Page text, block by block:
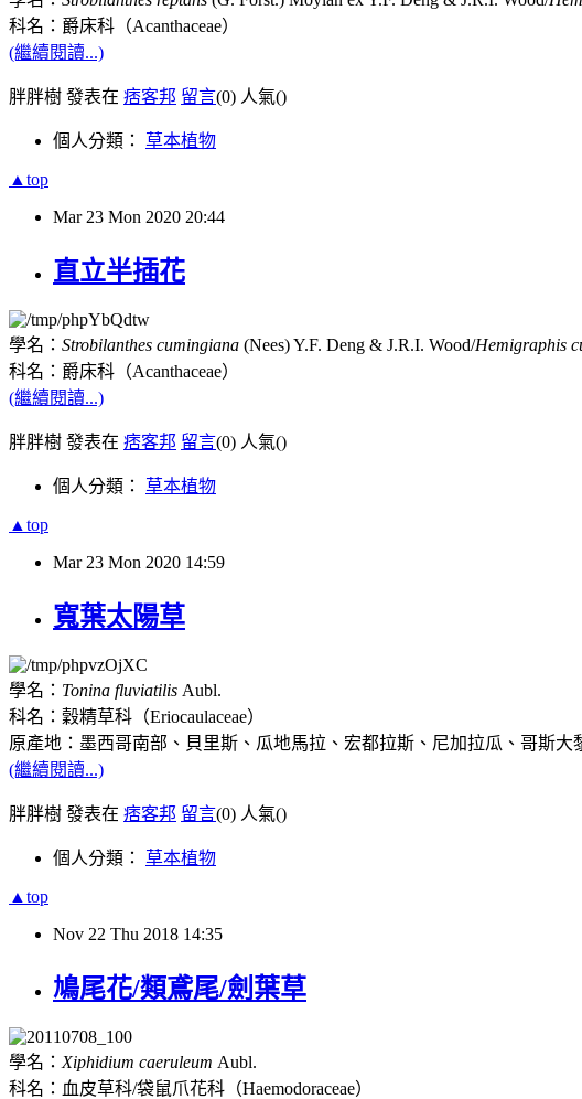
科名：爵床科（Acanthaceae）
(繼續閱讀...)
胖胖樹 發表在 痞客邦 留言(0) 人氣()
個人分類： 草本植物
▲top
Mar 23 Mon 2020 20:44
直立半插花
學名： Strobilanthes cumingiana (Nees) Y.F. Deng & J.R.I. Wood/Hemigraphis
科名：爵床科（Acanthaceae）
(繼續閱讀...)
胖胖樹 發表在 痞客邦 留言(0) 人氣()
個人分類： 草本植物
▲top
Mar 23 Mon 2020 14:59
寬葉太陽草
學名： Tonina fluviatilis Aubl.
科名：穀精草科（Eriocaulaceae）
原產地：墨西哥南部、貝里斯、瓜地馬拉、宏都拉斯、尼加拉瓜、哥斯
(繼續閱讀...)
胖胖樹 發表在 痞客邦 留言(0) 人氣()
個人分類： 草本植物
▲top
Nov 22 Thu 2018 14:35
鳩尾花/類鳶尾/劍葉草
學名： Xiphidium caeruleum Aubl.
科名：血皮草科/袋鼠爪花科（Haemodoraceae）